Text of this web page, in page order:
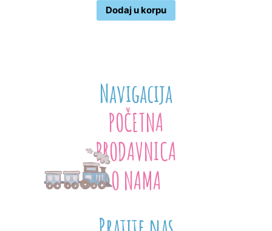
Dodaj u korpu
Navigacija
POČETNA
PRODAVNICA
O NAMA